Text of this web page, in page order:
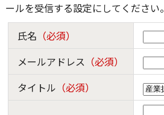
ールを受信する設定にしてください。
氏名 （必須）
メールアドレス （必須）
タイトル （必須）